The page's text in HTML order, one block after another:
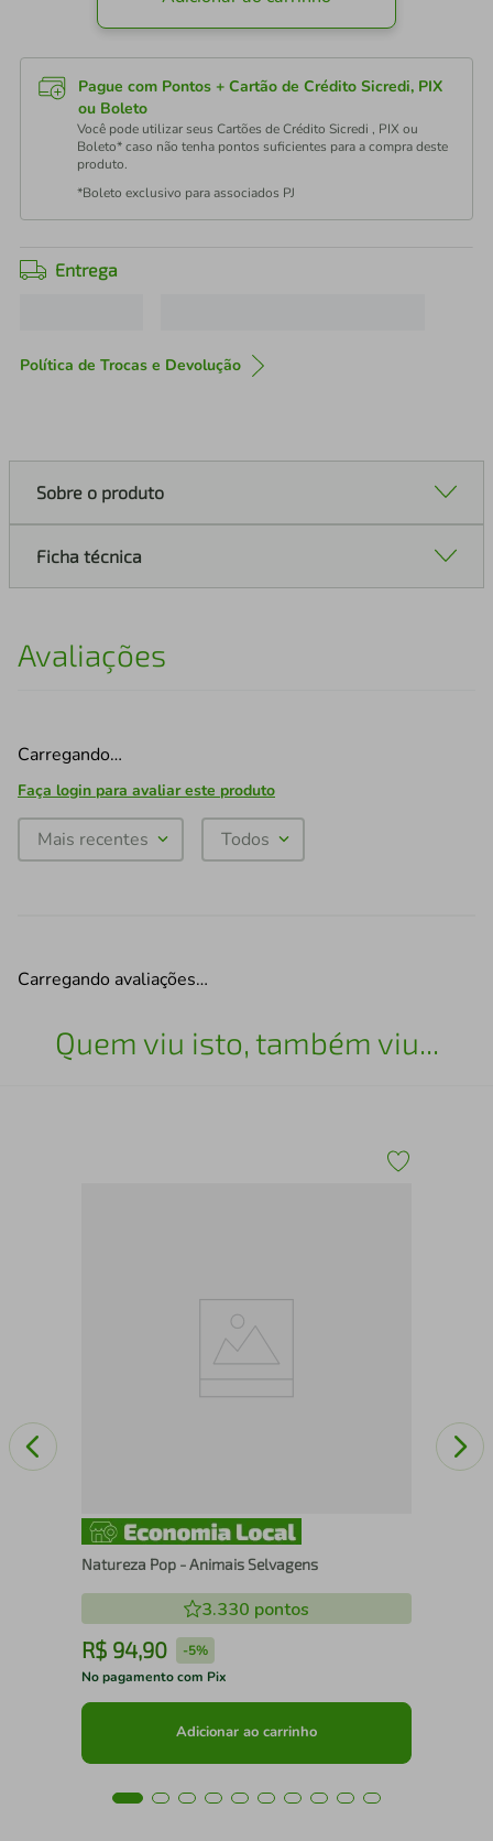
Pague com Pontos + Cartão de Crédito Sicredi, PIX
ou Boleto
Você pode utilizar seus Cartões de Crédito Sicredi , PIX ou
Boleto* caso não tenha pontos suficientes para a compra deste
produto.
*Boleto exclusivo para associados PJ
Entrega
Política de Trocas e Devolução
Sobre o produto
Ficha técnica
Avaliações
Carregando…
Faça login para avaliar este produto
Mais recentes Todos
Carregando avaliações…
Quem viu isto, também viu...
Natureza Pop - Animais Selvagens
3.330 pontos
R$ 94,90 -5%
No pagamento com Pix
Adicionar ao carrinho